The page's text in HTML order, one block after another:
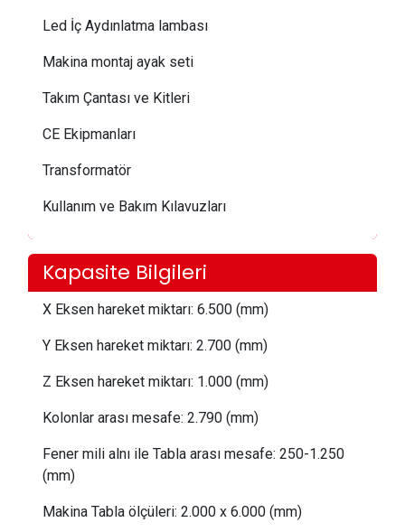
Led İç Aydınlatma lambası
Makina montaj ayak seti
Takım Çantası ve Kitleri
CE Ekipmanları
Transformatör
Kullanım ve Bakım Kılavuzları
Kapasite Bilgileri
X Eksen hareket miktarı: 6.500 (mm)
Y Eksen hareket miktarı: 2.700 (mm)
Z Eksen hareket miktarı: 1.000 (mm)
Kolonlar arası mesafe: 2.790 (mm)
Fener mili alnı ile Tabla arası mesafe: 250-1.250
(mm)
Makina Tabla ölçüleri: 2.000 x 6.000 (mm)